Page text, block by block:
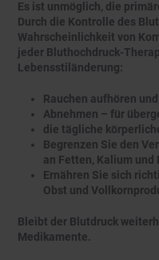
Es ist unmöglich, die
Durch die Kontrolle des
Wahrscheinlichkeit von
jeder Bluthochdruck-
Lebensstiländerung:
Rauchen aufhören
Abnehmen – für
die tägliche
Begrenzen Sie den
an Fetten, Kalium und
Ernähren Sie sich
Obst und
Bleibt der Blutdruck
Medikamente.